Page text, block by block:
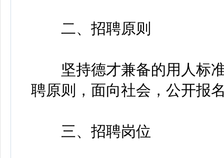
二、招聘原则
坚持德才兼备的用人标准
聘原则，面向社会，公开报
三、招聘岗位